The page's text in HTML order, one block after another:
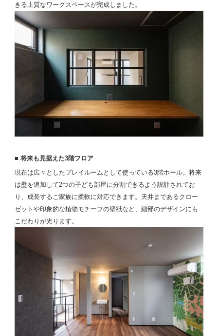
きる上質なワークスペースが完成しました。
■ 将来も見据えた3階フロア
現在は広々としたプレイルームとして使っている3階ホール。将来
は壁を追加して2つの子ども部屋に分割できるよう設計されてお
り、成長するご家族に柔軟に対応できます。天井まであるクロー
ゼットや印象的な植物モチーフの壁紙など、細部のデザインにも
こだわりが光ります。